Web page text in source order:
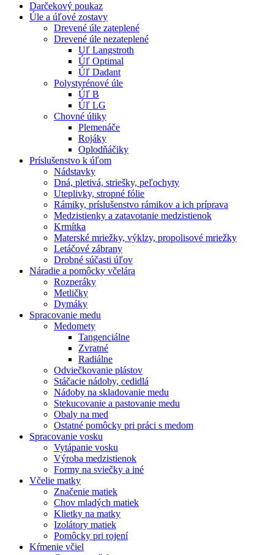
Darčekový poukaz
Úle a úľové zostavy
Drevené úle zateplené
Drevené úle nezateplené
Uľ Langstroth
Úľ Optimal
Úľ Dadant
Polystyrénové úle
Úľ B
Úľ LG
Chovné úliky
Plemenáče
Rojáky
Oplodňáčiky
Príslušenstvo k úľom
Nádstavky
Dná, pletivá, striešky, peľochyty
Uteplivky, stropné fólie
Rámiky, príslušenstvo rámikov a ich príprava
Medzistienky a zatavotanie medzistienok
Krmítka
Materské mriežky, výklzy, propolisové mriežky
Letáčové zábrany
Drobné súčasti úľov
Náradie a pomôcky včelára
Rozperáky
Metličky
Dymáky
Spracovanie medu
Medomety
Tangenciálne
Zvratné
Radiálne
Odviečkovanie plástov
Stáčacie nádoby, cedidlá
Nádoby na skladovanie medu
Stekucovanie a pastovanie medu
Obaly na med
Ostatné pomôcky pri práci s medom
Spracovanie vosku
Vytápanie vosku
Výroba medzistienok
Formy na sviečky a iné
Včelie matky
Značenie matiek
Chov mladých matiek
Klietky na matky
Izolátory matiek
Pomôcky pri rojení
Kŕmenie včiel